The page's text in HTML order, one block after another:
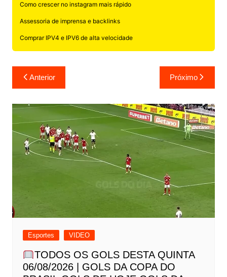
Como crescer no instagram mais rápido
Assessoria de imprensa e backlinks
Comprar IPV4 e IPV6 de alta velocidade
Navegação
de
Post
Anterior Próximo
Esportes VIDEO
TODOS OS GOLS DESTA QUINTA
06/08/2026 | GOLS DA COPA DO